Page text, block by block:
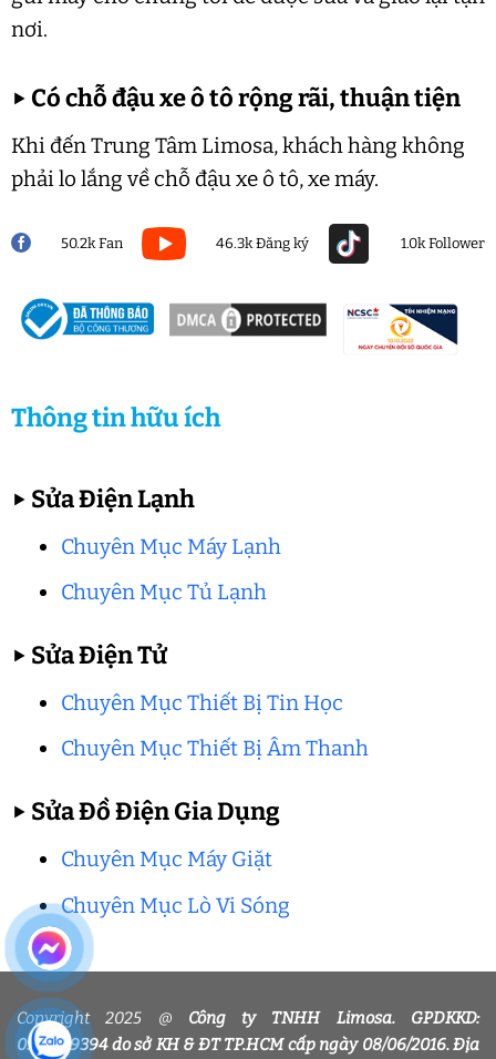
nơi.
▶ Có chỗ đậu xe ô tô rộng rãi, thuận tiện
Khi đến Trung Tâm Limosa, khách hàng không
phải lo lắng về chỗ đậu xe ô tô, xe máy.
50.2k Fan 46.3k Đăng ký 1.0k Follower
Thông tin hữu ích
▶ Sửa Điện Lạnh
Chuyên Mục Máy Lạnh
Chuyên Mục Tủ Lạnh
▶ Sửa Điện Tử
Chuyên Mục Thiết Bị Tin Học
Chuyên Mục Thiết Bị Âm Thanh
▶ Sửa Đồ Điện Gia Dụng
Chuyên Mục Máy Giặt
Chuyên Mục Lò Vi Sóng
Copyright 2025 @ Công ty TNHH Limosa. GPDKKD:
0318339394 do sở KH & ĐT TP.HCM cấp ngày 08/06/2016. Địa